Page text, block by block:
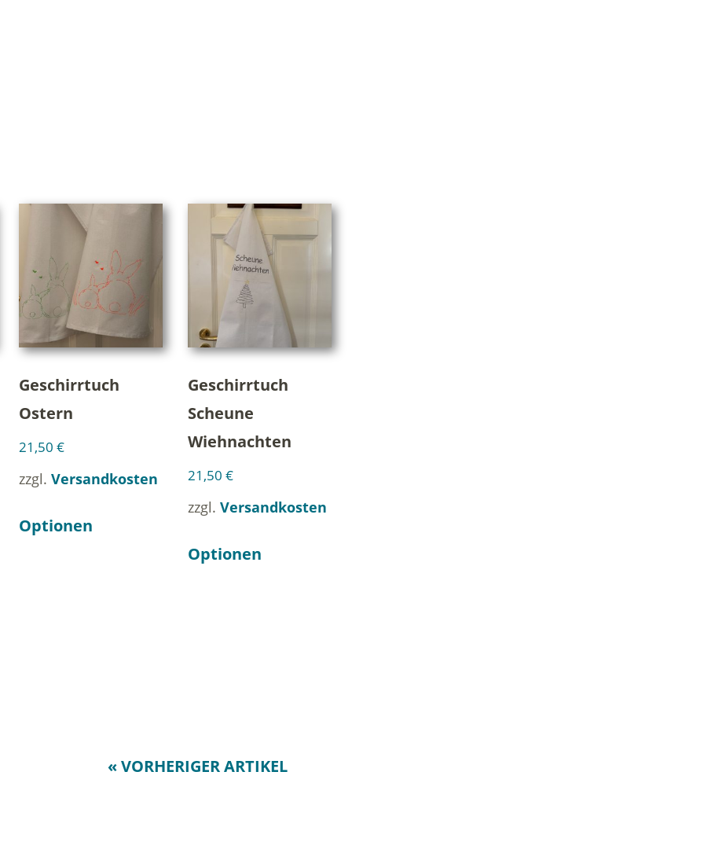
Geschirrtuch
Ostern
21,50 €
zzgl. Versandkosten
Optionen
Geschirrtuch
Scheune
Wiehnachten
21,50 €
zzgl. Versandkosten
Optionen
« VORHERIGER ARTIKEL